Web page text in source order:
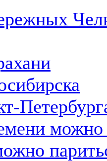
можно